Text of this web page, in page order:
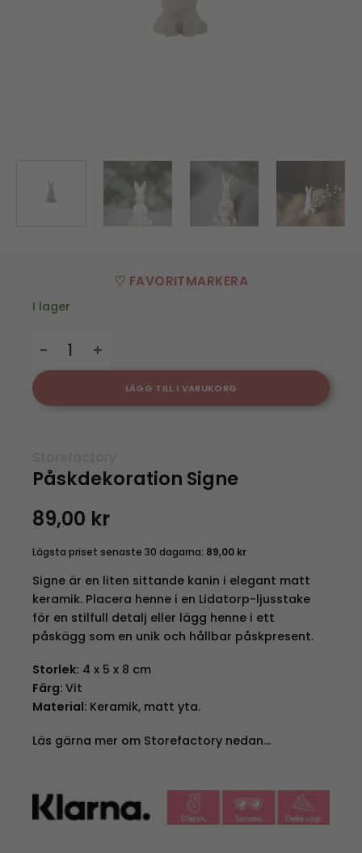
♡ FAVORITMARKERA
I lager
LÄGG TILL I VARUKORG
Påskdekoration Signe
89,00 kr
Lägsta priset senaste 30 dagarna: 89,00 kr
Signe är en liten sittande kanin i elegant matt
keramik. Placera henne i en Lidatorp-ljusstake
för en stilfull detalj eller lägg henne i ett
påskägg som en unik och hållbar påskpresent.
Storlek: 4 x 5 x 8 cm
Färg: Vit
Material: Keramik, matt yta.
Läs gärna mer om Storefactory nedan…